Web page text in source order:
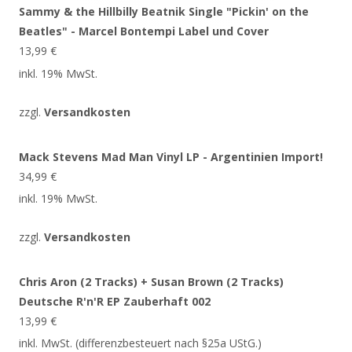
Sammy & the Hillbilly Beatnik Single "Pickin' on the
Beatles" - Marcel Bontempi Label und Cover
13,99 €
inkl. 19% MwSt.
zzgl. Versandkosten
Mack Stevens Mad Man Vinyl LP - Argentinien Import!
34,99 €
inkl. 19% MwSt.
zzgl. Versandkosten
Chris Aron (2 Tracks) + Susan Brown (2 Tracks)
Deutsche R'n'R EP Zauberhaft 002
13,99 €
inkl. MwSt. (differenzbesteuert nach §25a UStG.)